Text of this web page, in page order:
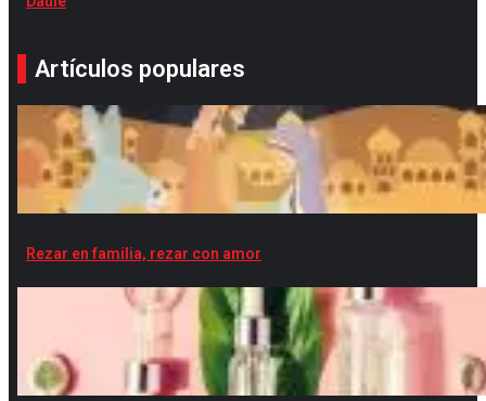
Artículos populares
Rezar en familia, rezar con amor